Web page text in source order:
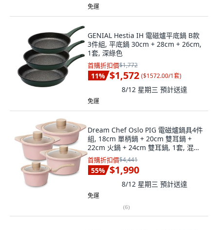
免運
GENIAL Hestia IH 電磁爐平底鍋 B款
3件組, 平底鍋 30cm + 28cm + 26cm,
1套, 深綠色
首購折扣價$1,772
11% $1,572 ($1572.00/1套)
8/12 星期三 預計送達
免運
Dream Chef Oslo PIG 電磁爐鍋具4件
組, 18cm 單柄鍋 + 20cm 雙耳鍋 +
22cm 火鍋 + 24cm 雙耳鍋, 1套, 混合
色
首購折扣價$4,441
55% $1,990
8/12 星期三 預計送達
免運
(6)